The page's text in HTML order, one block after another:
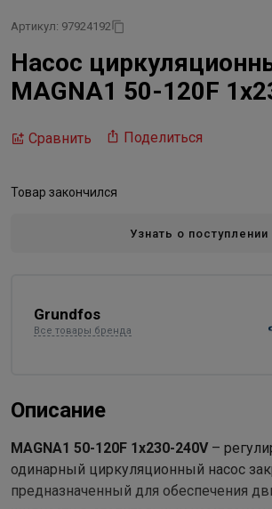
Артикул: 97924192
Насос
MAGNA1 50-120F
Сравнить Поделиться
Товар закончился
Узнать о поступлении
Grundfos
Все товары бренда
Описание
MAGNA1 50-120F 1х230-240V–
одинарный циркуляционный насос
предназначенный для обеспечения